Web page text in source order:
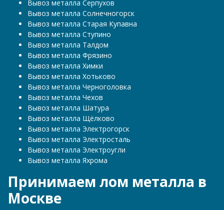
Вывоз металла Серпухов
Вывоз металла Солнечногорск
Вывоз металла Старая Купавна
Вывоз металла Ступино
Вывоз металла Талдом
Вывоз металла Фрязино
Вывоз металла Химки
Вывоз металла Хотьково
Вывоз металла Черноголовка
Вывоз металла Чехов
Вывоз металла Шатура
Вывоз металла Щёлково
Вывоз металла Электрогорск
Вывоз металла Электросталь
Вывоз металла Электроугли
Вывоз металла Яхрома
Принимаем лом металла в
Москве